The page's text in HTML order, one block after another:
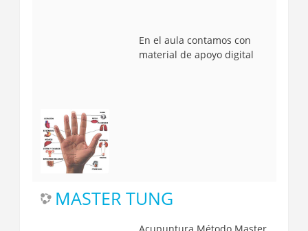
En el aula contamos con
material de apoyo digital
MASTER TUNG